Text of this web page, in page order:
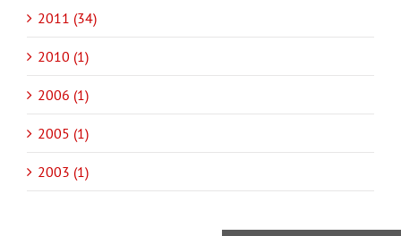
2011 (34)
2010 (1)
2006 (1)
2005 (1)
2003 (1)